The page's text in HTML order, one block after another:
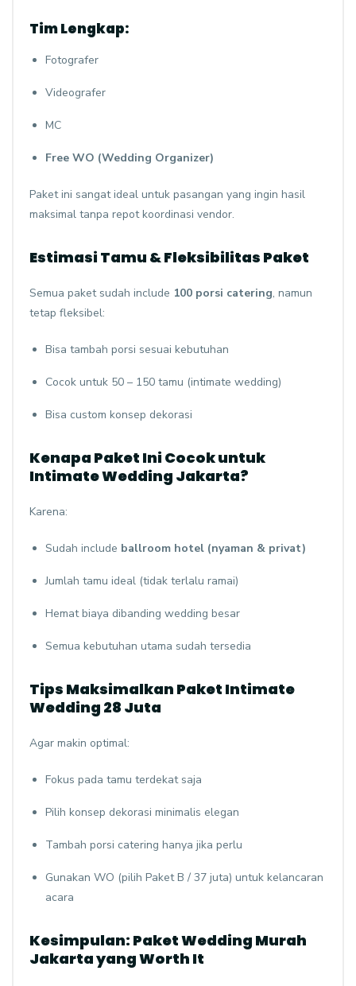
Tim Lengkap:
Fotografer
Videografer
MC
Free WO (Wedding Organizer)
Paket ini sangat ideal untuk pasangan yang ingin hasil
maksimal tanpa repot koordinasi vendor.
Estimasi Tamu & Fleksibilitas Paket
Semua paket sudah include 100 porsi catering, namun
tetap fleksibel:
Bisa tambah porsi sesuai kebutuhan
Cocok untuk 50 – 150 tamu (intimate wedding)
Bisa custom konsep dekorasi
Kenapa Paket Ini Cocok untuk
Intimate Wedding Jakarta?
Karena:
Sudah include ballroom hotel (nyaman & privat)
Jumlah tamu ideal (tidak terlalu ramai)
Hemat biaya dibanding wedding besar
Semua kebutuhan utama sudah tersedia
Tips Maksimalkan Paket Intimate
Wedding 28 Juta
Agar makin optimal:
Fokus pada tamu terdekat saja
Pilih konsep dekorasi minimalis elegan
Tambah porsi catering hanya jika perlu
Gunakan WO (pilih Paket B / 37 juta) untuk kelancaran
acara
Kesimpulan: Paket Wedding Murah
Jakarta yang Worth It